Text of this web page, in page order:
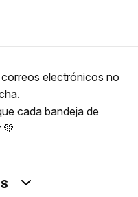
electrónicos no
cada bandeja de